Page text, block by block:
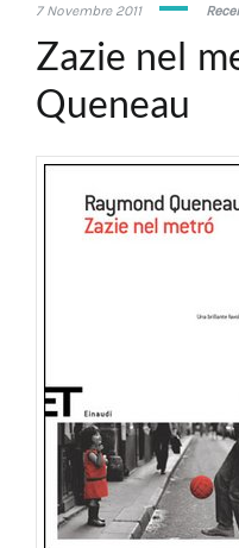
7 Novembre 201128
Zazie nel
Queneau